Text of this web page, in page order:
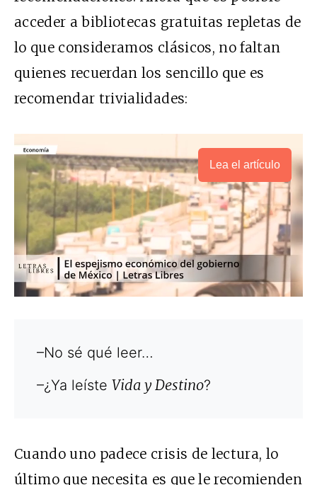
acceder a bibliotecas gratuitas repletas de
lo que consideramos clásicos, no faltan
quienes recuerdan los sencillo que es
recomendar trivialidades:
Lea el artículo
–No sé qué leer…
–¿Ya leíste Vida y Destino?
Cuando uno padece crisis de lectura, lo
último que necesita es que le recomienden